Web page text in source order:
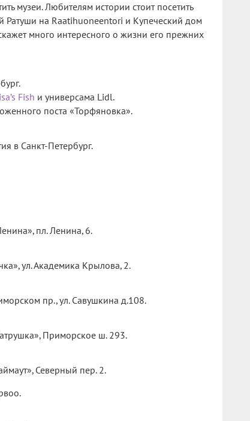
музеи. Любителям истории стоит посетить
Ратуши на Raatihuoneentori и Купеческий дом
много интересного о жизни его прежних
Fish и универсама Lidl.
поста «Торфяновка».
в Санкт-Петербург.
пл. Ленина, 6.
ул. Академика Крылова, 2.
пр., ул. Савушкина д.108.
Приморское ш. 293.
Северный пер. 2.